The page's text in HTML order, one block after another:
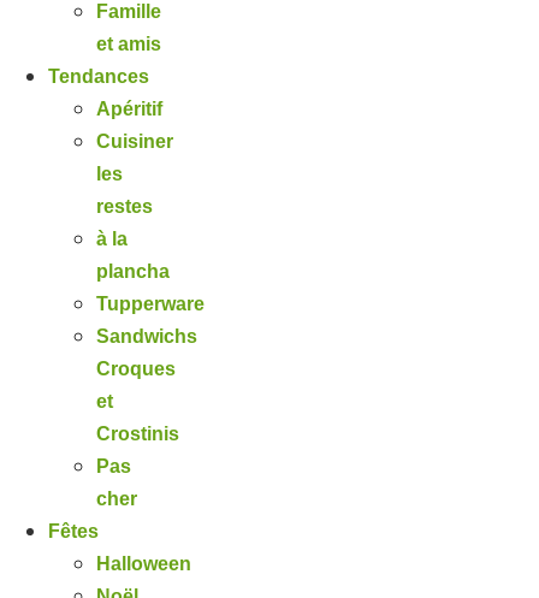
Famille
et amis
Tendances
Apéritif
Cuisiner
les
restes
à la
plancha
Tupperware
Sandwichs
Croques
et
Crostinis
Pas
cher
Fêtes
Halloween